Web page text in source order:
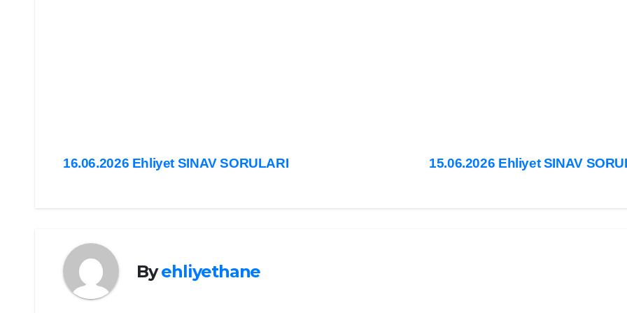
Yazı
15.06.2026 Ehliyet SINAV
16.06.2026 Ehliyet SINAV SORULARI
Byehliyethane